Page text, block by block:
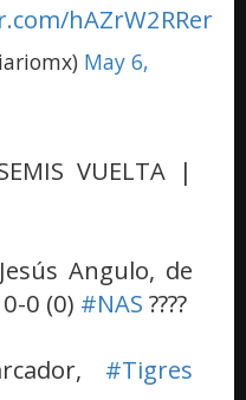
hAZrW2RRer
May 6,
VUELTA |
Angulo, de
0-0 (0) #NAS ????
#Tigres